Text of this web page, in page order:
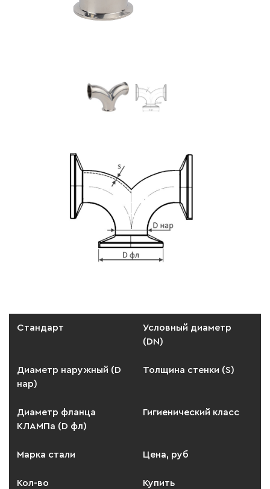
Стандарт
Условный диаметр
(DN)
Диаметр наружный (D
нар)
Толщина стенки (S)
Диаметр фланца
КЛАМПа (D фл)
Гигиенический класс
Марка стали Цена, руб
Кол-во Купить